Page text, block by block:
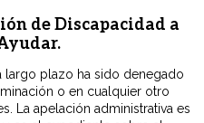
de Discapacidad a
largo plazo ha sido denegado
o en cualquier otro
La apelación administrativa es